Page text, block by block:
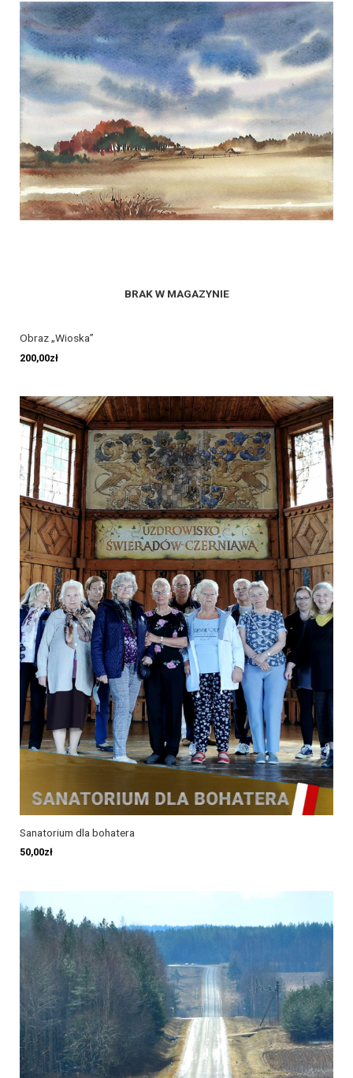
BRAK W MAGAZYNIE
Obraz „Wioska”
200,00zł
Sanatorium dla bohatera
50,00zł